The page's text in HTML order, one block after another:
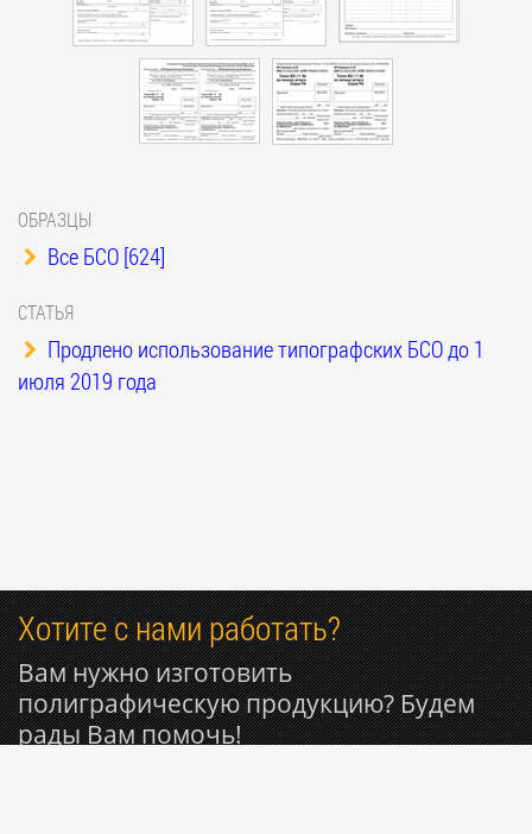
ОБРАЗЦЫ
Все БСО [624]
СТАТЬЯ
Продлено использование типографских БСО до 1
июля 2019 года
Хотите с нами работать?
Вам нужно изготовить
полиграфическую продукцию? Будем
рады Вам помочь!